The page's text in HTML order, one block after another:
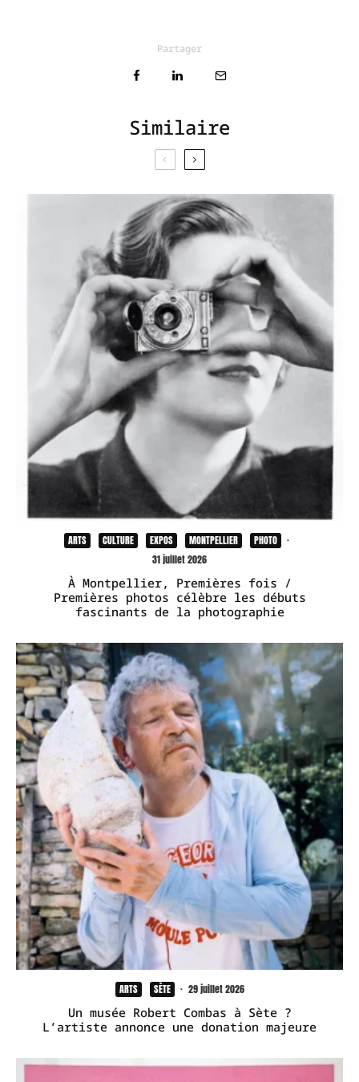
Partager
Similaire
ARTS CULTURE EXPOS MONTPELLIER PHOTO
·
31 juillet 2026
À Montpellier, Premières fois /
Premières photos célèbre les débuts
fascinants de la photographie
ARTS SÈTE · 29 juillet 2026
Un musée Robert Combas à Sète ?
L’artiste annonce une donation majeure